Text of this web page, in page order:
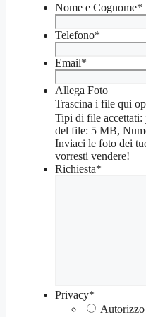
Nome e Cognome*
Telefono*
Email*
Allega Foto
Trascina i file qui
Tipi di file
del file: 5 MB,
Inviaci le foto dei
vorresti vendere!
Richiesta*
Privacy*
Autorizzo